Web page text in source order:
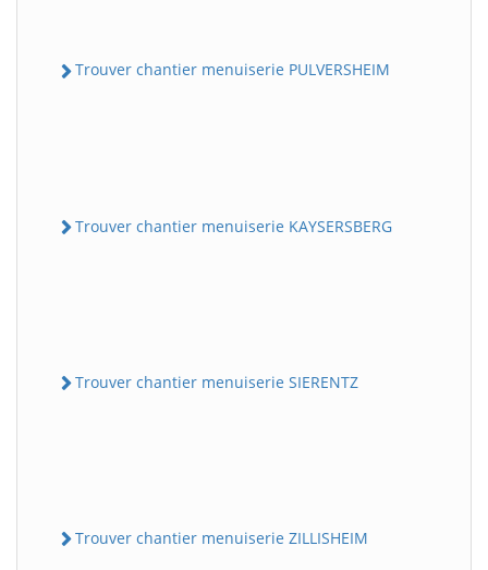
Trouver chantier menuiserie PULVERSHEIM
Trouver chantier menuiserie KAYSERSBERG
Trouver chantier menuiserie SIERENTZ
Trouver chantier menuiserie ZILLISHEIM